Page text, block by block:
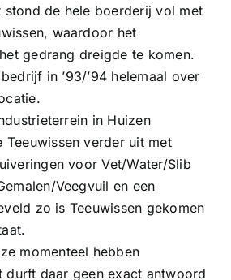
stond de hele boerderij vol met
waardoor het
gedrang dreigde te komen.
in ’93/’94 helemaal over
in Huizen
Teeuwissen verder uit met
voor Vet/Water/Slib
Veegvuil en een
zo is Teeuwissen gekomen
momenteel hebben
durft daar geen exact antwoord